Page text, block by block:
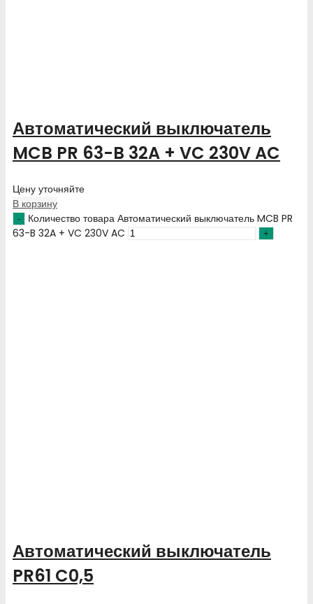
Автоматический выключатель
MCB PR 63-B 32A + VC 230V AC
Цену уточняйте
В корзину
Количество товара Автоматический выключатель MCB PR
63-B 32A + VC 230V AC
Автоматический выключатель
PR61 C0,5